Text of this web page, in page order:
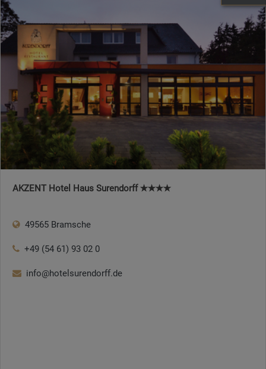
AKZENT Hotel Haus Surendorff ✭✭✭✭
49565 Bramsche
+49 (54 61) 93 02 0
info@hotelsurendorff.de